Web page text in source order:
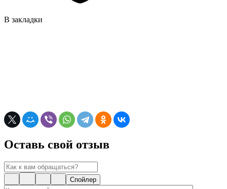
В закладки
Оставь свой отзыв
Спойлер